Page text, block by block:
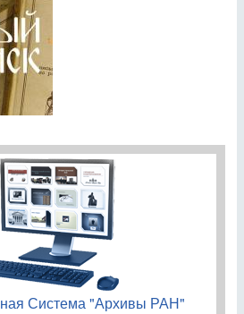
Система "Архивы РАН"